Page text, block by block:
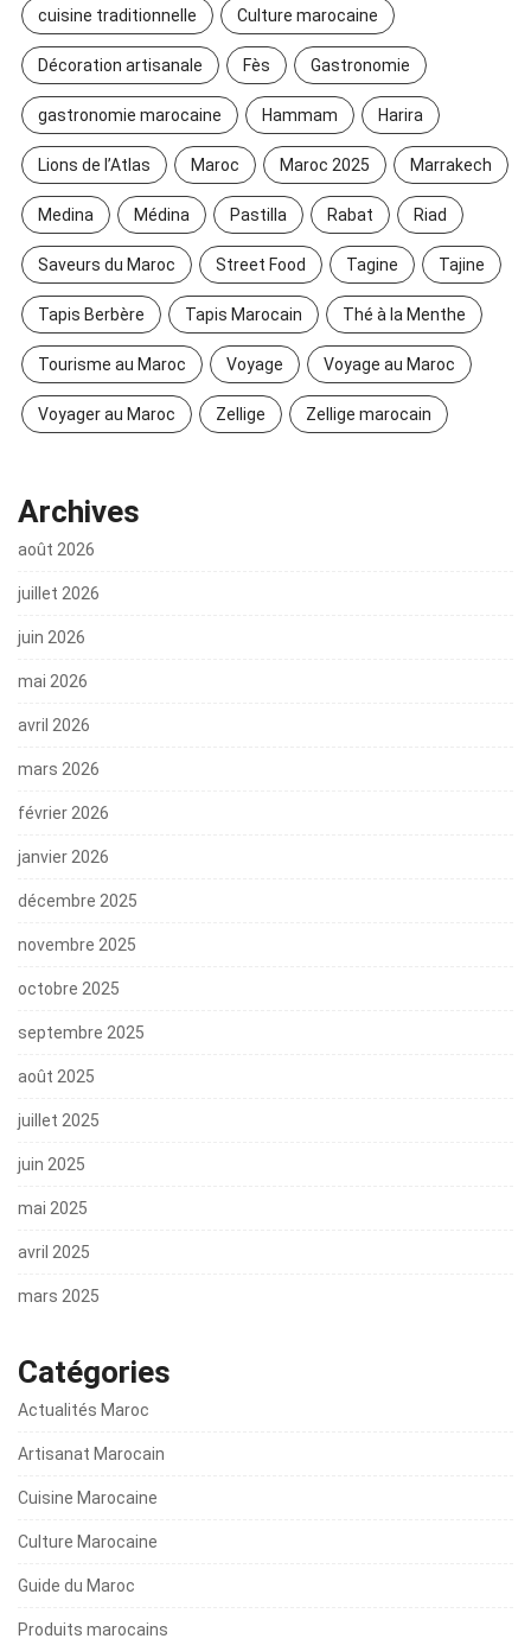
cuisine traditionnelle Culture marocaine
Décoration artisanale Fès Gastronomie
gastronomie marocaine Hammam Harira
Lions de l’Atlas Maroc Maroc 2025 Marrakech
Medina Médina Pastilla Rabat Riad
Saveurs du Maroc Street Food Tagine Tajine
Tapis Berbère Tapis Marocain Thé à la Menthe
Tourisme au Maroc Voyage Voyage au Maroc
Voyager au Maroc Zellige Zellige marocain
Archives
août 2026
juillet 2026
juin 2026
mai 2026
avril 2026
mars 2026
février 2026
janvier 2026
décembre 2025
novembre 2025
octobre 2025
septembre 2025
août 2025
juillet 2025
juin 2025
mai 2025
avril 2025
mars 2025
Catégories
Actualités Maroc
Artisanat Marocain
Cuisine Marocaine
Culture Marocaine
Guide du Maroc
Produits marocains